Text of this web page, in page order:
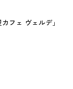
フェ ヴェルデ」